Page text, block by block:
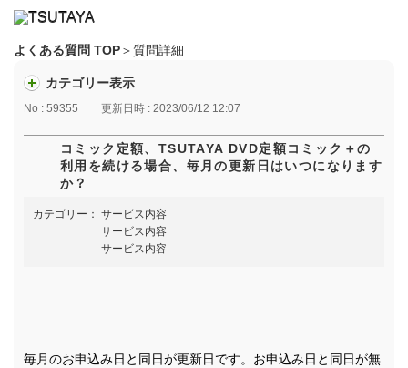
よくある質問 TOP＞質問詳細
カテゴリー表示
No : 59355 更新日時 : 2023/06/12 12:07
コミック定額、TSUTAYA DVD定額コミック＋の
利用を続ける場合、毎月の更新日はいつになります
か？
カテゴリー： サービス内容
サービス内容
サービス内容
毎月のお申込み日と同日が更新日です。お申込み日と同日が無